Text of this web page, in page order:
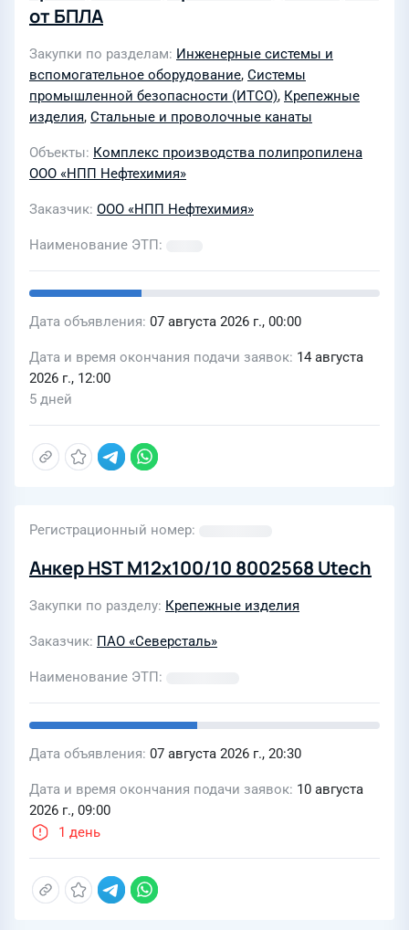
от БПЛА
Закупки по разделам
Инженерные системы и
вспомогательное оборудование, Системы
промышленной безопасности (ИТСО), Крепежные
изделия, Стальные и проволочные канаты
Объекты
Комплекс производства полипропилена
ООО «НПП Нефтехимия»
Заказчик ООО «НПП Нефтехимия»
Наименование ЭТП
Дата объявления 07 августа 2026 г., 00:00
Дата и время окончания подачи заявок 14 августа
2026 г., 12:00
5 дней
Регистрационный номер
Анкер HST M12х100/10 8002568 Utech
Закупки по разделу Крепежные изделия
Заказчик ПАО «Северсталь»
Наименование ЭТП
Дата объявления 07 августа 2026 г., 20:30
Дата и время окончания подачи заявок 10 августа
2026 г., 09:00
1 день